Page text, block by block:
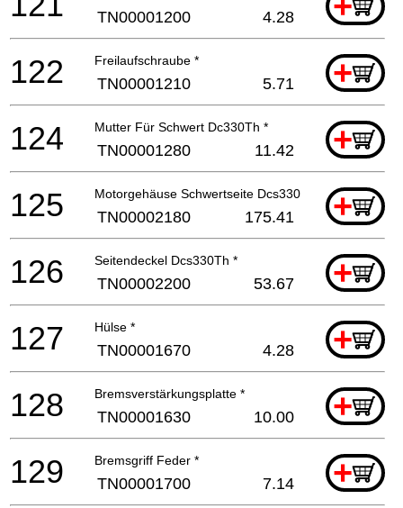
TN00001200 4.28
Freilaufschraube * +
122 TN00001210 5.71
Mutter Für Schwert Dc330Th * +
124 TN00001280 11.42
Motorgehäuse Schwertseite Dcs330 * +
125 TN00002180 175.41
Seitendeckel Dcs330Th * +
126 TN00002200 53.67
Hülse * +
127 TN00001670 4.28
Bremsverstärkungsplatte * +
128 TN00001630 10.00
Bremsgriff Feder * +
129 TN00001700 7.14